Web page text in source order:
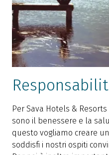
Per Sava Hotels &
sono il benessere e la
questo vogliamo creare
soddisfi i nostri ospiti